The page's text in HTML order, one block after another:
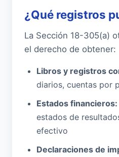
¿Qué registros
La Sección 18-305(a)
el derecho de obtener:
Libros y registros
diarios, cuentas por
Estados financieros:
estados de
efectivo
Declaraciones de